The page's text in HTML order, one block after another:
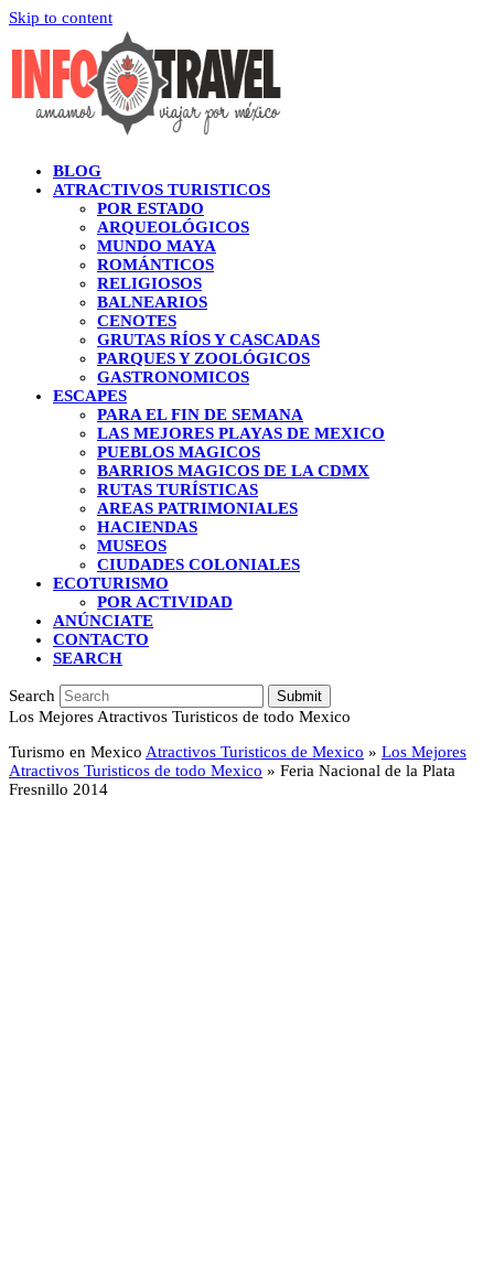
Skip to content
BLOG
ATRACTIVOS TURISTICOS
POR ESTADO
ARQUEOLÓGICOS
MUNDO MAYA
ROMÁNTICOS
RELIGIOSOS
BALNEARIOS
CENOTES
GRUTAS RÍOS Y CASCADAS
PARQUES Y ZOOLÓGICOS
GASTRONOMICOS
ESCAPES
PARA EL FIN DE SEMANA
LAS MEJORES PLAYAS DE MEXICO
PUEBLOS MAGICOS
BARRIOS MAGICOS DE LA CDMX
RUTAS TURÍSTICAS
AREAS PATRIMONIALES
HACIENDAS
MUSEOS
CIUDADES COLONIALES
ECOTURISMO
POR ACTIVIDAD
ANÚNCIATE
CONTACTO
SEARCH
Search Submit
Los Mejores Atractivos Turisticos de todo Mexico
Turismo en Mexico Atractivos Turisticos de Mexico » Los Mejores
Atractivos Turisticos de todo Mexico » Feria Nacional de la Plata
Fresnillo 2014